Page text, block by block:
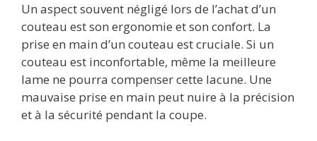
Un aspect souvent négligé lors de l’achat d’un
couteau est son ergonomie et son confort. La
prise en main d’un couteau est cruciale. Si un
couteau est inconfortable, même la meilleure
lame ne pourra compenser cette lacune. Une
mauvaise prise en main peut nuire à la précision
et à la sécurité pendant la coupe.